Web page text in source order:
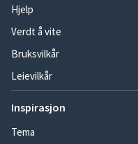
Hjelp
Verdt å vite
Bruksvilkår
Leievilkår
Inspirasjon
Tema